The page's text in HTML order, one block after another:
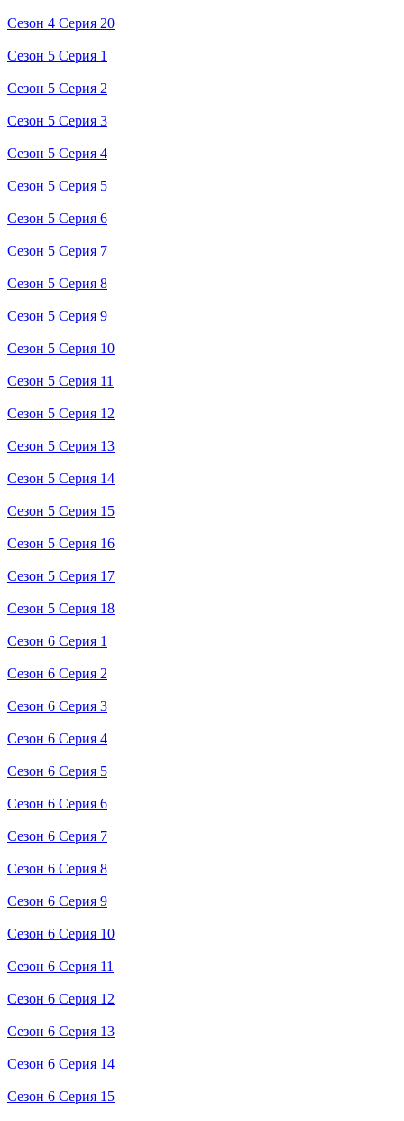
Сезон 4 Серия 20
Сезон 5 Серия 1
Сезон 5 Серия 2
Сезон 5 Серия 3
Сезон 5 Серия 4
Сезон 5 Серия 5
Сезон 5 Серия 6
Сезон 5 Серия 7
Сезон 5 Серия 8
Сезон 5 Серия 9
Сезон 5 Серия 10
Сезон 5 Серия 11
Сезон 5 Серия 12
Сезон 5 Серия 13
Сезон 5 Серия 14
Сезон 5 Серия 15
Сезон 5 Серия 16
Сезон 5 Серия 17
Сезон 5 Серия 18
Сезон 6 Серия 1
Сезон 6 Серия 2
Сезон 6 Серия 3
Сезон 6 Серия 4
Сезон 6 Серия 5
Сезон 6 Серия 6
Сезон 6 Серия 7
Сезон 6 Серия 8
Сезон 6 Серия 9
Сезон 6 Серия 10
Сезон 6 Серия 11
Сезон 6 Серия 12
Сезон 6 Серия 13
Сезон 6 Серия 14
Сезон 6 Серия 15